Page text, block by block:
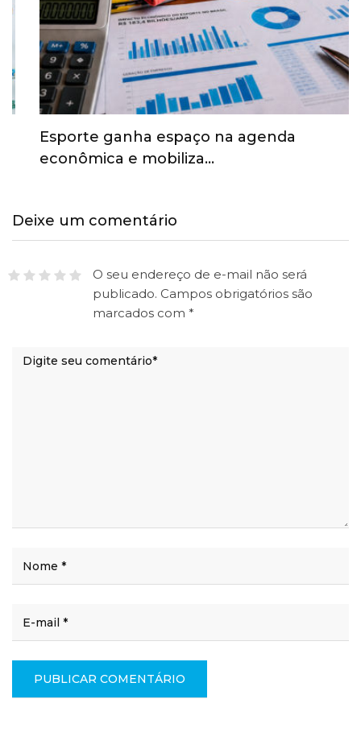
Esporte ganha espaço na agenda
econômica e mobiliza…
Deixe um comentário
O seu endereço de e-mail não será
publicado. Campos obrigatórios são
marcados com *